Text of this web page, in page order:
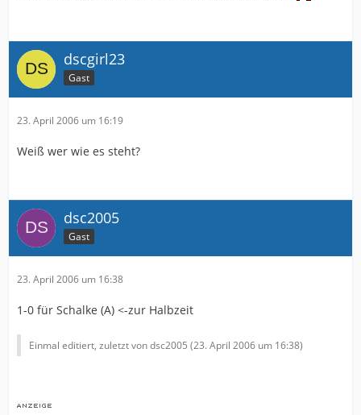
dscgirl23
Gast
23. April 2006 um 16:19
Weiß wer wie es steht?
dsc2005
Gast
23. April 2006 um 16:38
1-0 für Schalke (A) <-zur Halbzeit
Einmal editiert, zuletzt von dsc2005 (23. April 2006 um 16:38)